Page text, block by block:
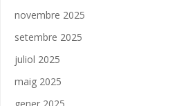
novembre 2025
setembre 2025
juliol 2025
maig 2025